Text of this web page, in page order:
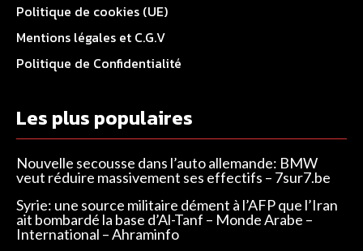
Politique de cookies (UE)
Mentions légales et C.G.V
Politique de Confidentialité
Les plus populaires
Nouvelle secousse dans l’auto allemande: BMW
veut réduire massivement ses effectifs – 7sur7.be
Syrie: une source militaire dément à l’AFP que l’Iran
ait bombardé la base d’Al-Tanf – Monde Arabe –
International – Ahraminfo